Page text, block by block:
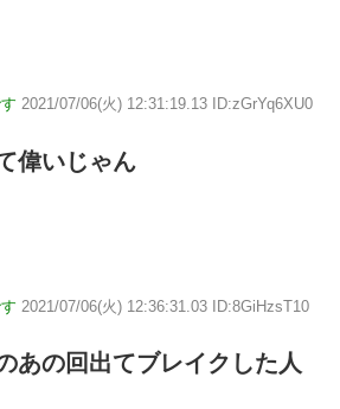
2021/07/06(火) 12:31:19.13 ID:zGrYq6XU0
偉いじゃん
2021/07/06(火) 12:36:31.03 ID:8GiHzsT10
あの回出てブレイクした人